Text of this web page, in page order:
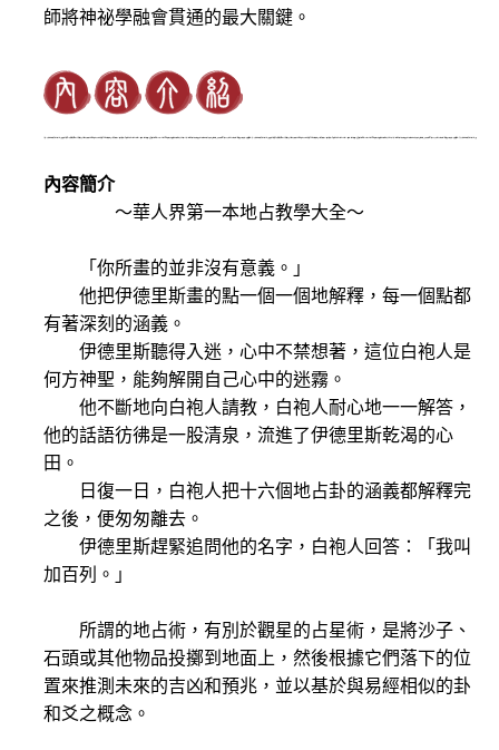
師將神祕學融會貫通的最大關鍵。
內容簡介
～華人界第一本地占教學大全～
「你所畫的並非沒有意義。」
他把伊德里斯畫的點一個一個地解釋，每一個點都
有著深刻的涵義。
伊德里斯聽得入迷，心中不禁想著，這位白袍人是
何方神聖，能夠解開自己心中的迷霧。
他不斷地向白袍人請教，白袍人耐心地一一解答，
他的話語彷彿是一股清泉，流進了伊德里斯乾渴的心
田。
日復一日，白袍人把十六個地占卦的涵義都解釋完
之後，便匆匆離去。
伊德里斯趕緊追問他的名字，白袍人回答：「我叫
加百列。」
所謂的地占術，有別於觀星的占星術，是將沙子、
石頭或其他物品投擲到地面上，然後根據它們落下的位
置來推測未來的吉凶和預兆，並以基於與易經相似的卦
和爻之概念。